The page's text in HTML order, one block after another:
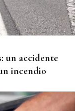
de habitantes
un accidente
incendio